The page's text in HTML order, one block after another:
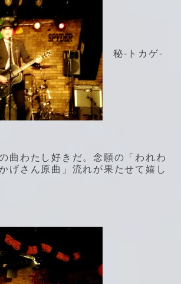
秘-トカゲ-
曲わたし好きだ。念願の「われわ
げさん原曲」流れが果たせて嬉し